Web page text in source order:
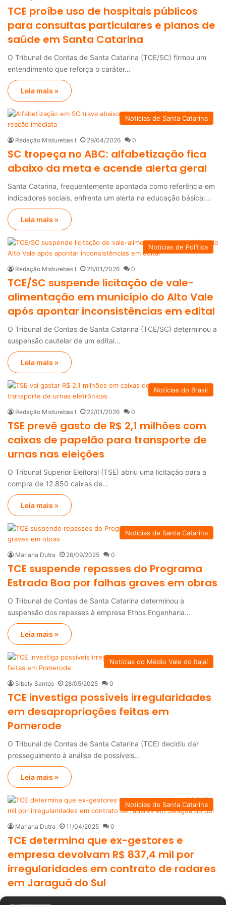
TCE proíbe uso de hospitais públicos
para consultas particulares e planos de
saúde em Santa Catarina
O Tribunal de Contas de Santa Catarina (TCE/SC) firmou um
entendimento que reforça o caráter…
Leia mais »
Notícias de Santa Catarina
Redação Misturebas I 29/04/2026 0
SC tropeça no ABC: alfabetização fica
abaixo da meta e acende alerta geral
Santa Catarina, frequentemente apontada como referência em
indicadores sociais, enfrenta um alerta na educação básica:…
Leia mais »
Notícias de Política
Redação Misturebas I 26/01/2026 0
TCE/SC suspende licitação de vale-
alimentação em município do Alto Vale
após apontar inconsistências em edital
O Tribunal de Contas de Santa Catarina (TCE/SC) determinou a
suspensão cautelar de um edital…
Leia mais »
Notícias do Brasil
Redação Misturebas I 22/01/2026 0
TSE prevê gasto de R$ 2,1 milhões com
caixas de papelão para transporte de
urnas nas eleições
O Tribunal Superior Eleitoral (TSE) abriu uma licitação para a
compra de 12.850 caixas de…
Leia mais »
Notícias de Santa Catarina
Mariana Dutra 26/09/2025 0
TCE suspende repasses do Programa
Estrada Boa por falhas graves em obras
O Tribunal de Contas de Santa Catarina determinou a
suspensão dos repasses à empresa Ethos Engenharia…
Leia mais »
Notícias do Médio Vale do Itajaí
Sibely Santos 28/05/2025 0
TCE investiga possíveis irregularidades
em desapropriações feitas em
Pomerode
O Tribunal de Contas de Santa Catarina (TCE) decidiu dar
prosseguimento à análise de possíveis…
Leia mais »
Notícias de Santa Catarina
Mariana Dutra 11/04/2025 0
TCE determina que ex-gestores e
empresa devolvam R$ 837,4 mil por
irregularidades em contrato de radares
em Jaraguá do Sul